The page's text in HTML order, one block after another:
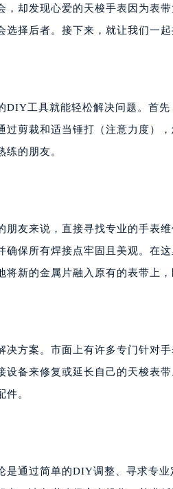
却发现心爱的天梭手表因为表
择后者。接下来，就让我们一起
DIY工具就能轻松解决问题。首
剪裁和适当锤打（注意力度）
的朋友。
友来说，直接寻找专业的手表
保所有焊接点牢固且美观。在
新的金属片融入原有的表带上，
方案。市面上有许多专门针对
备来修复或延长自己的天梭表
。
通过简单的DIY调整、寻求专